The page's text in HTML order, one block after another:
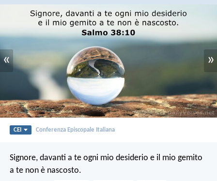
« »
CEI Conferenza Episcopale Italiana
Signore, davanti a te ogni mio desiderio e il mio gemito
a te non è nascosto.